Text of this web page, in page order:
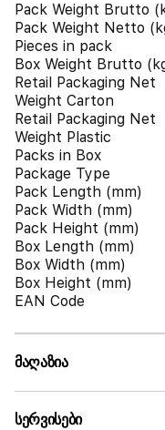
Pack Weight Brutto
Pack Weight Netto
Pieces in pack
Box Weight Brutto
Retail Packaging Net
Weight Carton
Retail Packaging Net
Weight Plastic
Packs in Box
Package Type
Pack Length (mm)
Pack Width (mm)
Pack Height (mm)
Box Length (mm)
Box Width (mm)
Box Height (mm)
EAN Code
მაღაზია
სერვისები